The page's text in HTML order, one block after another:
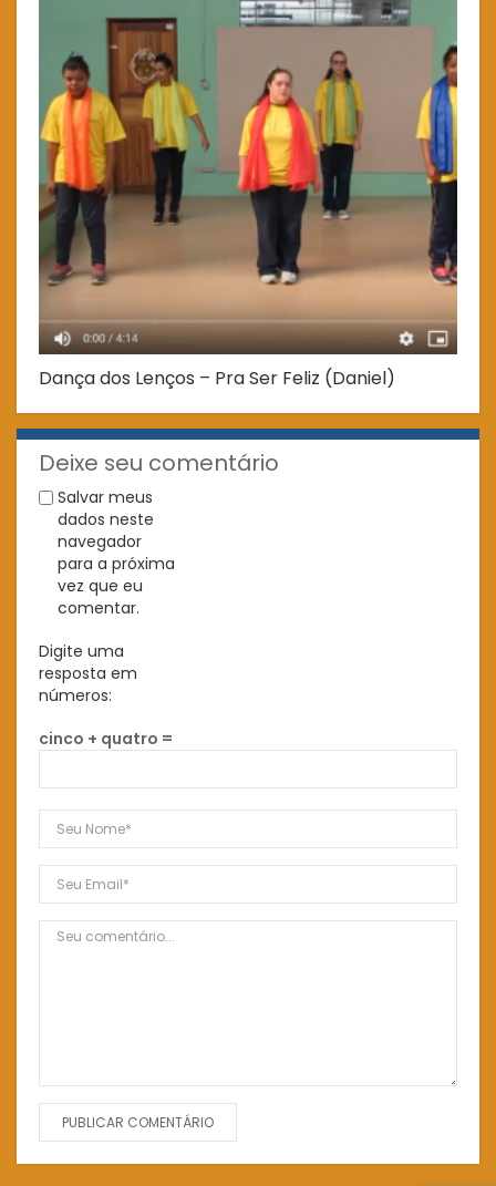
Dança dos Lenços – Pra Ser Feliz (Daniel)
Deixe seu comentário
Salvar meus
dados neste
navegador
para a próxima
vez que eu
comentar.
Digite uma
resposta em
números:
cinco + quatro =